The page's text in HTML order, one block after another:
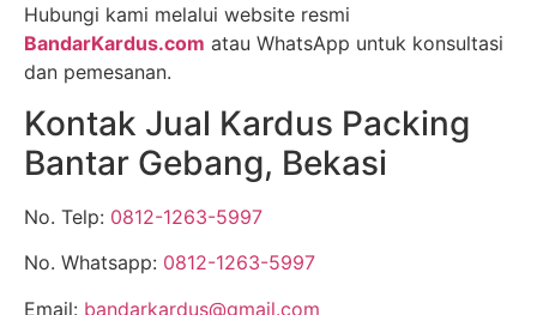
Hubungi kami melalui website resmi
BandarKardus.com atau WhatsApp untuk konsultasi
dan pemesanan.
Kontak Jual Kardus Packing
Bantar Gebang, Bekasi
No. Telp: 0812-1263-5997
No. Whatsapp: 0812-1263-5997
Email: bandarkardus@gmail.com